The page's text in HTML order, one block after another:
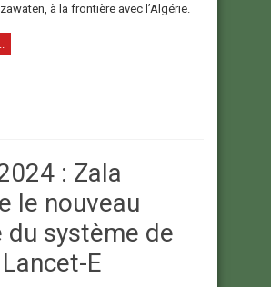
à la frontière avec l’Algérie.
: Zala
le nouveau
du système de
E